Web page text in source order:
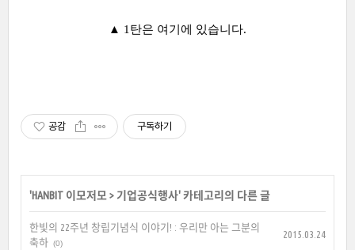
▲ 1탄은 여기에 있습니다.
공감 구독하기
'HANBIT 이모저모 > 기업공식행사' 카테고리의 다른 글
한빛의 22주년 창립기념식 이야기! : 우리만 아는 그분의
축하 (0)
2015.03.24